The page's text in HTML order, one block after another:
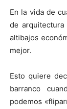
En la vida de
de
altibajos
mejor.
Esto quiere
barranco
podemos